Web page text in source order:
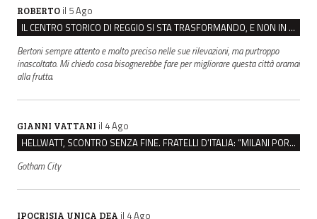
ROBERTO il 5 Ago
IL CENTRO STORICO DI REGGIO SI STA TRASFORMANDO, E NON IN MEGLIO
Bertoni sempre attento e molto preciso nelle sue rilevazioni, ma purtroppo
inascoltato. Mi chiedo cosa bisognerebbe fare per migliorare questa città oramai
alla frutta.
GIANNI VATTANI il 4 Ago
HELLWATT, SCONTRO SENZA FINE. FRATELLI D’ITALIA: “MILANI PORTA DOCUMENTI, DE FRANCO INSULTI”
Gotham City
IPOCRISIA UNICA DEA il 4 Ago